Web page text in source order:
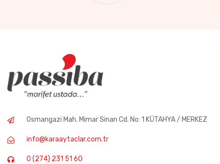
Osmangazi Mah. Mimar Sinan Cd. No: 1 KÜTAHYA / MERKEZ
info@karaaytaclar.com.tr
0 (274) 231 51 60